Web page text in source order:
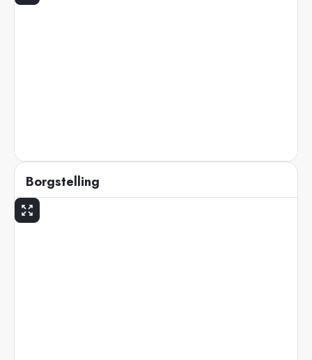
Borgstelling